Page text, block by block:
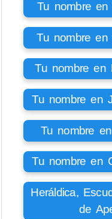
Tu nombre en
Tu nombre en
Tu nombre en
Tu nombre en
Tu nombre
Tu nombre en
Heráldica,
de